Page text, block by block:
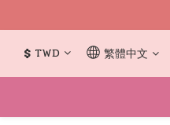
$ TWD 繁體中文